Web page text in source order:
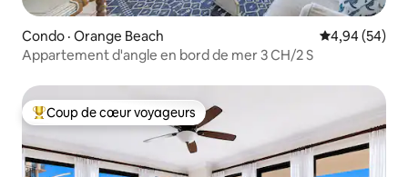
Condo · Orange Beach Note
4,94 (54)
Appartement d'angle en bord de mer 3 CH/2 S
Coup de cœur voyageurs parmi les plus aimés
Coup de cœur voyageurs